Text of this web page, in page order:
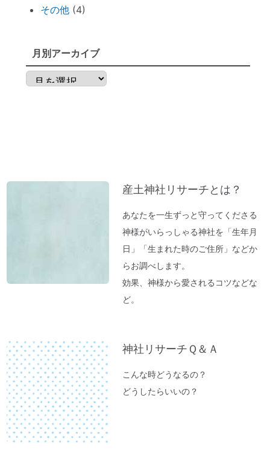
子育てママの救世主！『怒らなくても』～
ポイントを押さえればOK！
【オルゴール療法：症例】ギックリ腰＆1週
間～10日続いていた便秘が解消→毎日お通
「バカ言ってる♪」水谷千重子ショーに行
東経１３５度「ガイアの法則」～ご神気た
っぷりの「いそべ神社」
神社でお腹が痛くなる理由
高い浄化力♪ 高野山麓・和歌山の天然温
泉「ゆの里」に行ってきました。
【春のおそうじ】参拝前の自宅おそうじ～
福を入れるスペース作り。
富士山絶景ポイント♪「新倉富士浅間神
社」岡田美里さんVlogより
その他(4)
月別アーカイブ
ブ
産土神社リサーチとは？
あなたを一生ずっと守ってくださる
神様がいらっしゃる神社を「生年月
日」「生まれた時のご住所」などか
らお調べします。
効果、神様から愛されるコツなどな
ど。
神社リサーチＱ＆Ａ
こんな時どうなるの？
どうしたらいいの？